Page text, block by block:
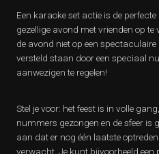
Een karaoke set actie is de
gezellige avond met vrienden op
de avond niet op een
versteld staan door een speciaal
aanwezigen te regelen!
Stel je voor: het feest is in volle
nummers gezongen en de sfeer is
aan dat er nog één laatste
verwacht. Je kunt bijvoorbeeld een